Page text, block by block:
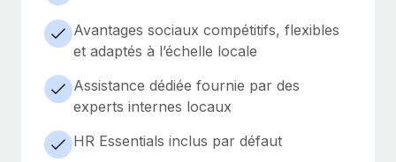
Avantages sociaux compétitifs, flexibles
et adaptés à l’échelle locale
Assistance dédiée fournie par des
experts internes locaux
HR Essentials inclus par défaut